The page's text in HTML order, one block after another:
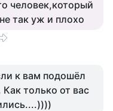
человек,который
так уж и плохо
к вам подошёл
только от вас